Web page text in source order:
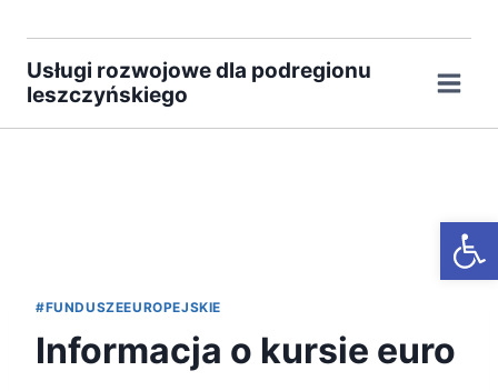
treściUsługi rozwojowe dla podregionu
leszczyńskiego
#FUNDUSZEEUROPEJSKIE
Informacja o kursie euro